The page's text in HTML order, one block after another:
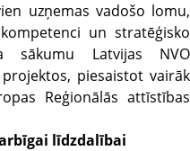
uzņemas vadošo lomu,
un stratēģisko
sākumu Latvijas NVO
piesaistot vairāk
Reģionālās attīstības
līdzdalībai